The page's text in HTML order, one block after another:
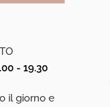
- 19.30
il giorno e